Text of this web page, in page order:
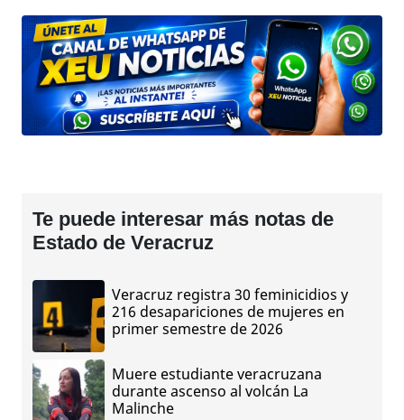
Te puede interesar más notas de
Estado de Veracruz
Veracruz registra 30 feminicidios y
216 desapariciones de mujeres en
primer semestre de 2026
Muere estudiante veracruzana
durante ascenso al volcán La
Malinche